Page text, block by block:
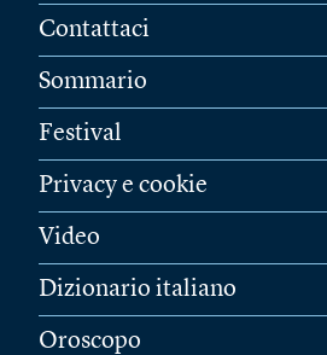
Contattaci
Sommario
Festival
Privacy e cookie
Video
Dizionario italiano
Oroscopo